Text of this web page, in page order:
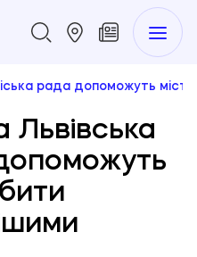
рада допоможуть
Львівська